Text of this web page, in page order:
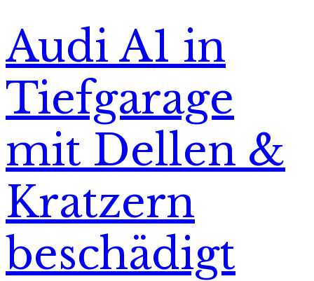
Audi A1 in
Tiefgarage
mit Dellen &
Kratzern
beschädigt